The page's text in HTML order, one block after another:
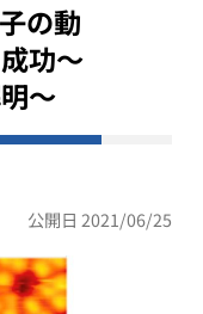
の動
功〜
〜
公開日 2021/06/25